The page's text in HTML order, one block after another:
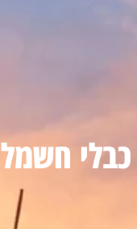
כבלי חשמל